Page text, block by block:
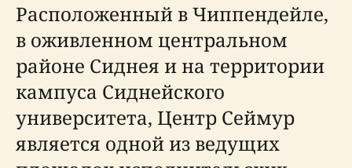
Расположенный в Чиппендейле,
в оживленном центральном
районе Сиднея и на территории
кампуса Сиднейского
университета, Центр Сеймур
является одной из ведущих